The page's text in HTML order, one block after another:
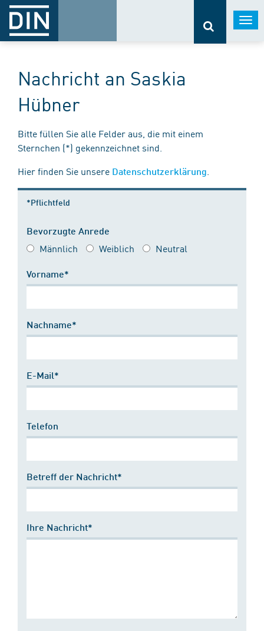
Nachricht an Saskia
Hübner
Bitte füllen Sie alle Felder aus, die mit einem
Sternchen (*) gekennzeichnet sind.
Hier finden Sie unsere Datenschutzerklärung
*Pflichtfeld
Bevorzugte Anrede
Männlich Weiblich Neutral
Vorname*
Nachname*
E-Mail*
Telefon
Betreff der Nachricht*
Ihre Nachricht*